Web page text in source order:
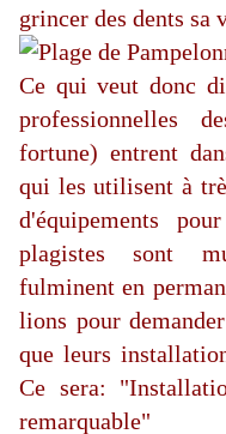
grincer des dents sa
Ce qui veut donc
professionnelles
fortune) entrent
qui les utilisent à
d'équipements
plagistes sont
fulminent en
lions pour
que leurs
Ce sera:
remarquable"